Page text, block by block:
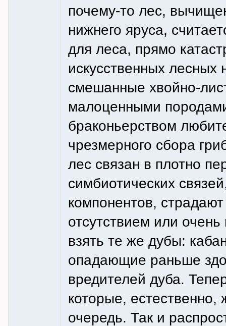
почему-то лес,
нижнего яруса,
для леса, прямо
искусственных
смешанные хвойно-
малоценными
браконьерством
чрезмерного сбора
лес связан в плотно
симбиотических
компонентов,
отсутствием или
взять те же дубы:
опадающие раньше
вредителей дуба.
которые,
очередь. Так и